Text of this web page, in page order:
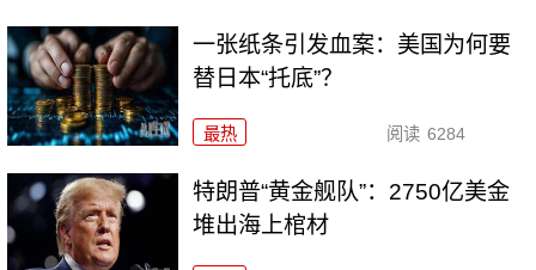
一张纸条引发血案：美国为何要
替日本“托底”？
最热 阅读 6284
特朗普“黄金舰队”：2750亿美金
堆出海上棺材